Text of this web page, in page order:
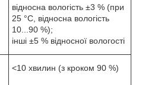
відносна вологість ±3 % (при
25 °С, відносна вологість
10...90 %);
інші ±5 % відносної вологості
<10 хвилин (з кроком 90 %)